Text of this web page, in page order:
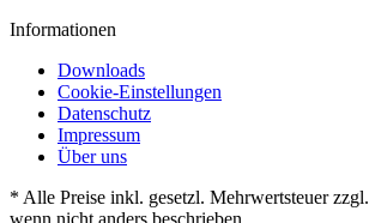
Informationen
Downloads
Cookie-Einstellungen
Datenschutz
Impressum
Über uns
* Alle Preise inkl. gesetzl. Mehrwertsteuer zzgl.
wenn nicht anders beschrieben